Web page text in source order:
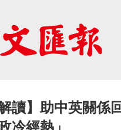
解讀】助中英關係